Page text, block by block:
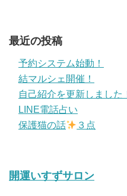
最近の投稿
予約システム始動！
結マルシェ開催！
自己紹介を更新しました
LINE電話占い
保護猫の話
３点
開運いすずサロン